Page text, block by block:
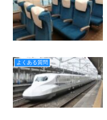
よくある質問